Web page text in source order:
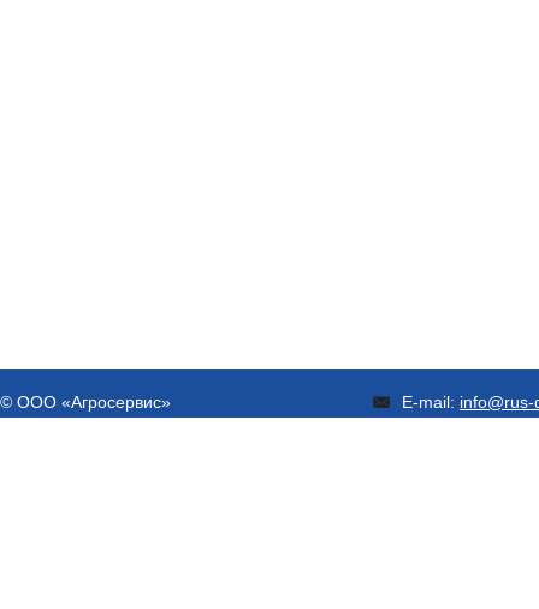
© ООО «Агросервис» E-mail: